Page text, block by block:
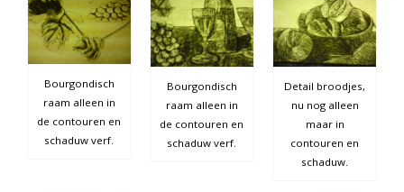
Bourgondisch
raam alleen in
de contouren en
schaduw verf.
Bourgondisch
raam alleen in
de contouren en
schaduw verf.
Detail broodjes,
nu nog alleen
maar in
contouren en
schaduw.